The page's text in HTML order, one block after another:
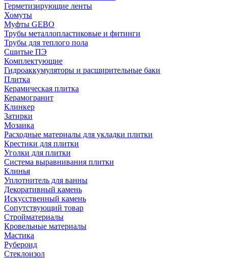
Герметизирующие ленты
Хомуты
Муфты GEBO
Трубы металлопластиковые и фитинги
Трубы для теплого пола
Сшитые ПЭ
Комплектующие
Гидроаккумуляторы и расширительные баки
Плитка
Керамическая плитка
Керамогранит
Клинкер
Затирки
Мозаика
Расходные материалы для укладки плитки
Крестики для плитки
Уголки для плитки
Система выравнивания плитки
Клинья
Уплотнитель для ванны
Декоративный камень
Искусственный камень
Сопутствующий товар
Стройматериалы
Кровельные материалы
Мастика
Рубероид
Стеклоизол